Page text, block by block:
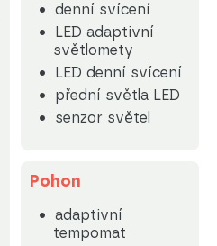
denní svícení
LED adaptivní
světlomety
LED denní svícení
přední světla LED
senzor světel
Pohon
adaptivní
tempomat